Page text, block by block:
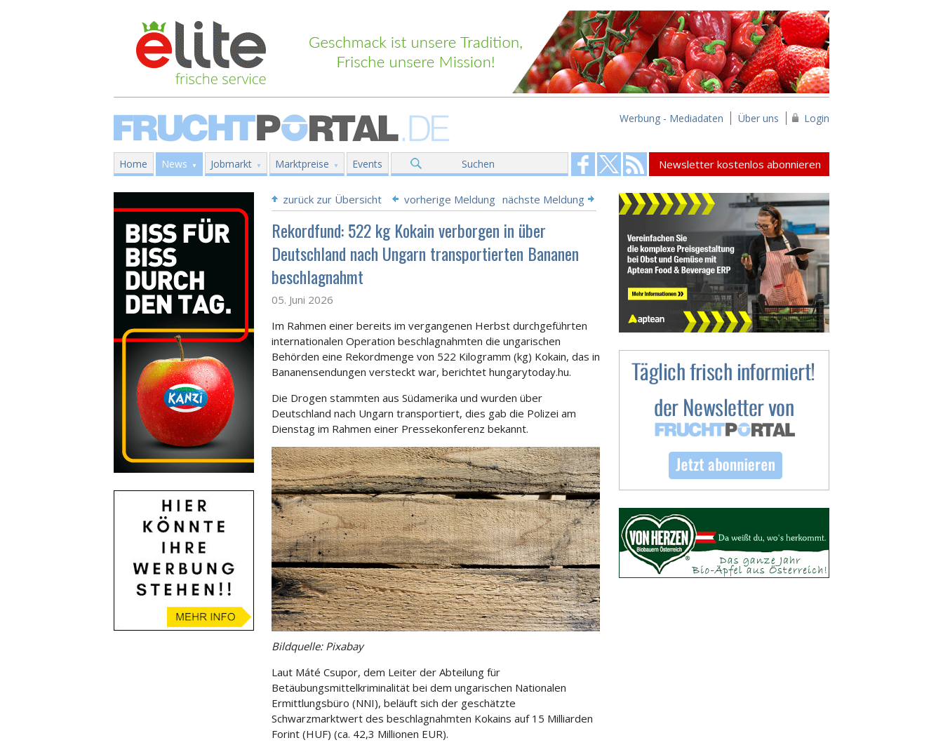
Werbung - Mediadaten Über uns Login
Home News Jobmarkt Marktpreise Events Suchen Newsletter kostenlos abonnieren
zurück zur Übersicht vorherige Meldung nächste Meldung
Rekordfund: 522 kg Kokain verborgen in über
Deutschland nach Ungarn transportierten Bananen
beschlagnahmt
05. Juni 2026
Im Rahmen einer bereits im vergangenen Herbst durchgeführten
internationalen Operation beschlagnahmten die ungarischen
Behörden eine Rekordmenge von 522 Kilogramm (kg) Kokain, das in
Bananensendungen versteckt war, berichtet hungarytoday.hu.
Die Drogen stammten aus Südamerika und wurden über
Deutschland nach Ungarn transportiert, dies gab die Polizei am
Dienstag im Rahmen einer Pressekonferenz bekannt.
Bildquelle: Pixabay
Laut Máté Csupor, dem Leiter der Abteilung für
Betäubungsmittelkriminalität bei dem ungarischen Nationalen
Ermittlungsbüro (NNI), beläuft sich der geschätzte
Schwarzmarktwert des beschlagnahmten Kokains auf 15 Milliarden
Forint (HUF) (ca. 42,3 Millionen EUR).